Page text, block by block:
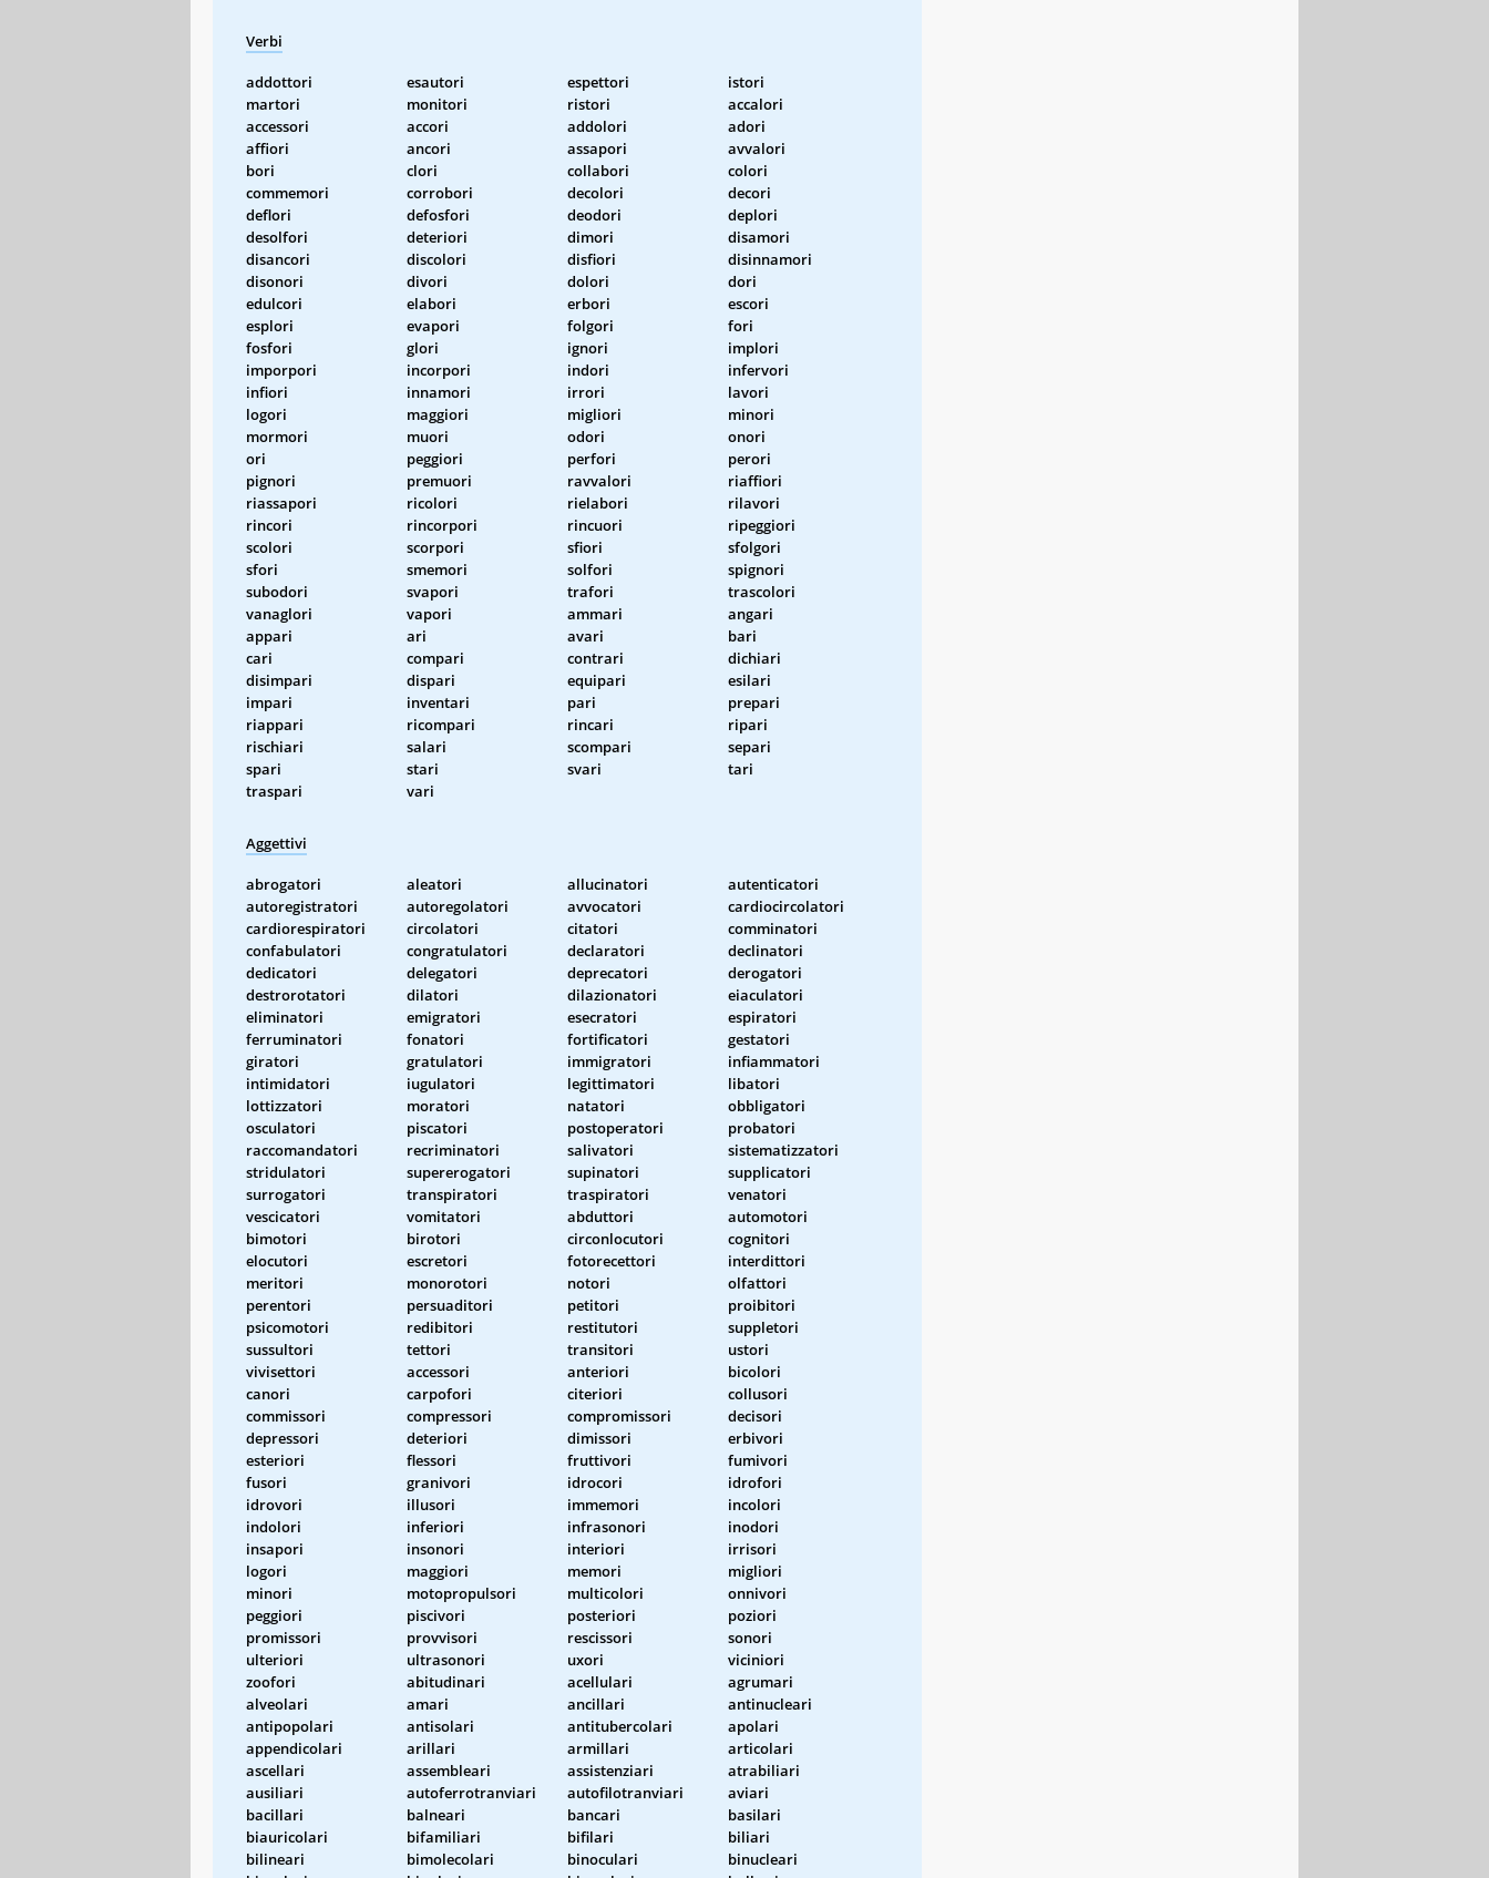
Verbi
addottori esautori espettori
istori
martori
monitori ristori
accalori
accessori
accori addolori
adori
affiori
ancori assapori
avvalori
bori
clori collabori
colori
commemori
corrobori decolori
decori
deflori
defosfori deodori
deplori
desolfori
deteriori dimori
disamori
disancori
discolori disfiori
disinnamori
disonori
divori dolori
dori
edulcori
elabori erbori
escori
esplori
evapori folgori
fori
fosfori
glori ignori
implori
imporpori
incorpori indori
infervori
infiori
innamori irrori
lavori
logori
maggiori migliori
minori
mormori
muori odori
onori
ori
peggiori perfori
perori
pignori
premuori ravvalori
riaffiori
riassapori
ricolori rielabori
rilavori
rincori
rincorpori rincuori
ripeggiori
scolori
scorpori sfiori
sfolgori
sfori
smemori solfori
spignori
subodori
svapori trafori
trascolori
vanaglori
vapori ammari
angari
appari
ari avari
bari
cari
compari contrari
dichiari
disimpari
dispari equipari
esilari
impari
inventari pari
prepari
riappari
ricompari rincari
ripari
rischiari
salari scompari
separi
spari
stari svari
tari
traspari
vari
Aggettivi
abrogatori aleatori allucinatori
autenticatori
autoregistratori
autoregolatori avvocatori
cardiocircolatori
cardiorespiratori
circolatori citatori
comminatori
confabulatori
congratulatori declaratori
declinatori
dedicatori
delegatori deprecatori
derogatori
destrorotatori
dilatori dilazionatori
eiaculatori
eliminatori
emigratori esecratori
espiratori
ferruminatori
fonatori fortificatori
gestatori
giratori
gratulatori immigratori
infiammatori
intimidatori
iugulatori legittimatori
libatori
lottizzatori
moratori natatori
obbligatori
osculatori
piscatori postoperatori
probatori
raccomandatori
recriminatori salivatori
sistematizzatori
stridulatori
supererogatori supinatori
supplicatori
surrogatori
transpiratori traspiratori
venatori
vescicatori
vomitatori abduttori
automotori
bimotori
birotori circonlocutori
cognitori
elocutori
escretori fotorecettori
interdittori
meritori
monorotori notori
olfattori
perentori
persuaditori petitori
proibitori
psicomotori
redibitori restitutori
suppletori
sussultori
tettori transitori
ustori
vivisettori
accessori anteriori
bicolori
canori
carpofori citeriori
collusori
commissori
compressori compromissori
decisori
depressori
deteriori dimissori
erbivori
esteriori
flessori fruttivori
fumivori
fusori
granivori idrocori
idrofori
idrovori
illusori immemori
incolori
indolori
inferiori infrasonori
inodori
insapori
insonori interiori
irrisori
logori
maggiori memori
migliori
minori
motopropulsori multicolori
onnivori
peggiori
piscivori posteriori
poziori
promissori
provvisori rescissori
sonori
ulteriori
ultrasonori uxori
viciniori
zoofori
abitudinari acellulari
agrumari
alveolari
amari ancillari
antinucleari
antipopolari
antisolari antitubercolari
apolari
appendicolari
arillari armillari
articolari
ascellari
assembleari assistenziari
atrabiliari
ausiliari
autoferrotranviari autofilotranviari
aviari
bacillari
balneari bancari
basilari
biauricolari
bifamiliari bifilari
biliari
bilineari
bimolecolari binoculari
binucleari